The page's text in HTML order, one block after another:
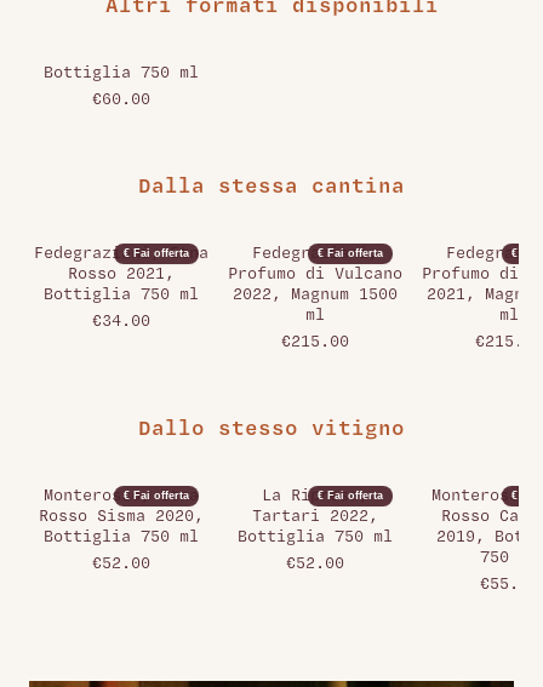
Altri formati disponibili
Bottiglia 750 ml
€60.00
Dalla stessa cantina
€ Fai offerta
Fedegraziani, Etna
Rosso 2021,
Bottiglia 750 ml
€34.00
€ Fai offerta
Fedegraziani,
Profumo di Vulcano
2022, Magnum 1500
ml
€215.00
€ Fai
Profumo di
2021,
ml
€215.00
Dallo stesso vitigno
€ Fai offerta
Monterosso, Etna
Rosso Sisma 2020,
Bottiglia 750 ml
€52.00
€ Fai offerta
La Ripresa,
Tartari 2022,
Bottiglia 750 ml
€52.00
€ Fai
Rosso
2019,
750 ml
€55.00